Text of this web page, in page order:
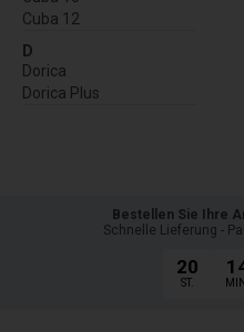
Cuba 12
D
Dorica
Dorica Plus
Bestellen Sie Ihre
Schnelle Lieferung -
20
ST. MIN.